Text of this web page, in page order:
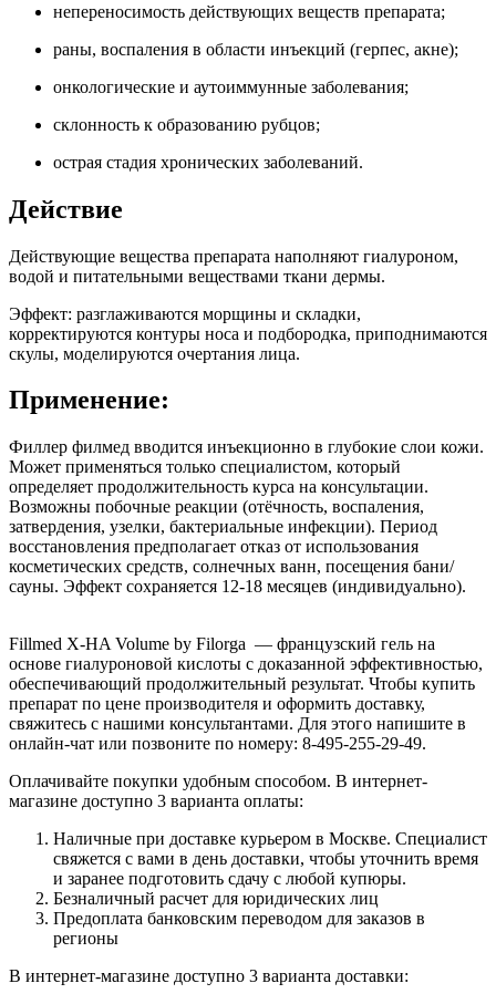
непереносимость действующих веществ препарата;
раны, воспаления в области инъекций (герпес, акне);
онкологические и аутоиммунные заболевания;
склонность к образованию рубцов;
острая стадия хронических заболеваний.
Действие
Действующие вещества препарата наполняют гиалуроном,
водой и питательными веществами ткани дермы.
Эффект: разглаживаются морщины и складки,
корректируются контуры носа и подбородка, приподнимаются
скулы, моделируются очертания лица.
Применение:
Филлер филмед вводится инъекционно в глубокие слои кожи.
Может применяться только специалистом, который
определяет продолжительность курса на консультации.
Возможны побочные реакции (отёчность, воспаления,
затвердения, узелки, бактериальные инфекции). Период
восстановления предполагает отказ от использования
косметических средств, солнечных ванн, посещения бани/
сауны. Эффект сохраняется 12-18 месяцев (индивидуально).
Fillmed X-HA Volume by Filorga — французский гель на
основе гиалуроновой кислоты с доказанной эффективностью,
обеспечивающий продолжительный результат. Чтобы купить
препарат по цене производителя и оформить доставку,
свяжитесь с нашими консультантами. Для этого напишите в
онлайн-чат или позвоните по номеру: 8-495-255-29-49.
Оплачивайте покупки удобным способом. В интернет-
магазине доступно 3 варианта оплаты:
Наличные при доставке курьером в Москве. Специалист
свяжется с вами в день доставки, чтобы уточнить время
и заранее подготовить сдачу с любой купюры.
Безналичный расчет для юридических лиц
Предоплата банковским переводом для заказов в
регионы
В интернет-магазине доступно 3 варианта доставки: